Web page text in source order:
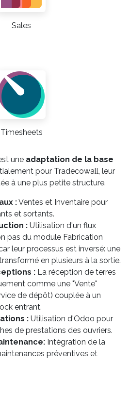
Sales
Timesheets
une adaptation de la base
pour Tradecowall, leur
à une plus petite structure.
:Ventes et Inventaire pour
et sortants.
: Utilisation d'un flux
pas du module Fabrication
leur processus est inversé: une
en plusieurs à la sortie.
: La réception de terres
comme une "Vente"
de dépôt) couplée à un
entrant.
: Utilisation d'Odoo pour
de prestations des ouvriers.
Intégration de la
préventives et